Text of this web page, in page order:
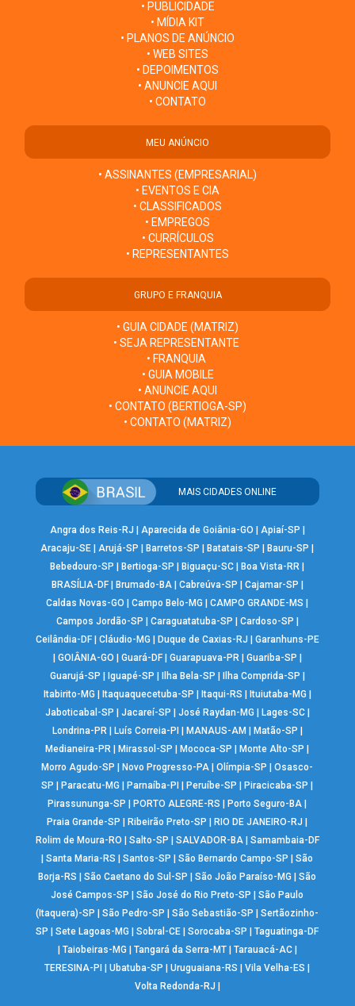
• PUBLICIDADE
• MÍDIA KIT
• PLANOS DE ANÚNCIO
• WEB SITES
• DEPOIMENTOS
• ANUNCIE AQUI
• CONTATO
MEU ANÚNCIO
• ASSINANTES (EMPRESARIAL)
• EVENTOS E CIA
• CLASSIFICADOS
• EMPREGOS
• CURRÍCULOS
• REPRESENTANTES
GRUPO E FRANQUIA
• GUIA CIDADE (MATRIZ)
• SEJA REPRESENTANTE
• FRANQUIA
• GUIA MOBILE
• ANUNCIE AQUI
• CONTATO (BERTIOGA-SP)
• CONTATO (MATRIZ)
MAIS CIDADES ONLINE
Angra dos Reis-RJ | Aparecida de Goiânia-GO | Apiaí-SP |
Aracaju-SE | Arujá-SP |Barretos-SP |Batatais-SP |Bauru-SP |
Bebedouro-SP |Bertioga-SP |Biguaçu-SC |Boa Vista-RR |
BRASÍLIA-DF| Brumado-BA| Cabreúva-SP | Cajamar-SP |
Caldas Novas-GO |Campo Belo-MG |CAMPO GRANDE-MS |
Campos Jordão-SP | Caraguatatuba-SP | Cardoso-SP |
Ceilândia-DF| Cláudio-MG | Duque de Caxias-RJ | Garanhuns-PE
| GOIÂNIA-GO | Guará-DF| Guarapuava-PR | Guariba-SP |
Guarujá-SP | Iguapé-SP | Ilha Bela-SP | Ilha Comprida-SP |
Itabirito-MG | Itaquaquecetuba-SP | Itaqui-RS | Ituiutaba-MG |
Jaboticabal-SP | Jacareí-SP | José Raydan-MG | Lages-SC|
Londrina-PR | Luís Correia-PI | MANAUS-AM | Matão-SP |
Medianeira-PR |Mirassol-SP |Mococa-SP |Monte Alto-SP |
Morro Agudo-SP |Novo Progresso-PA |Olímpia-SP |Osasco-
SP |Paracatu-MG |Parnaíba-PI |Peruíbe-SP |Piracicaba-SP |
Pirassununga-SP |PORTO ALEGRE-RS |Porto Seguro-BA |
Praia Grande-SP |Ribeirão Preto-SP |RIO DE JANEIRO-RJ |
Rolim de Moura-RO | Salto-SP | SALVADOR-BA| Samambaia-DF
|Santa Maria-RS |Santos-SP |São Bernardo Campo-SP |São
Borja-RS |São Caetano do Sul-SP |São João Paraíso-MG |São
José Campos-SP |São José do Rio Preto-SP |São Paulo
(Itaquera)-SP |São Pedro-SP |São Sebastião-SP |Sertãozinho-
SP |Sete Lagoas-MG |Sobral-CE |Sorocaba-SP |Taguatinga-DF
| Taiobeiras-MG | Tangará da Serra-MT| Tarauacá-AC|
TERESINA-PI |Ubatuba-SP |Uruguaiana-RS |Vila Velha-ES |
Volta Redonda-RJ |